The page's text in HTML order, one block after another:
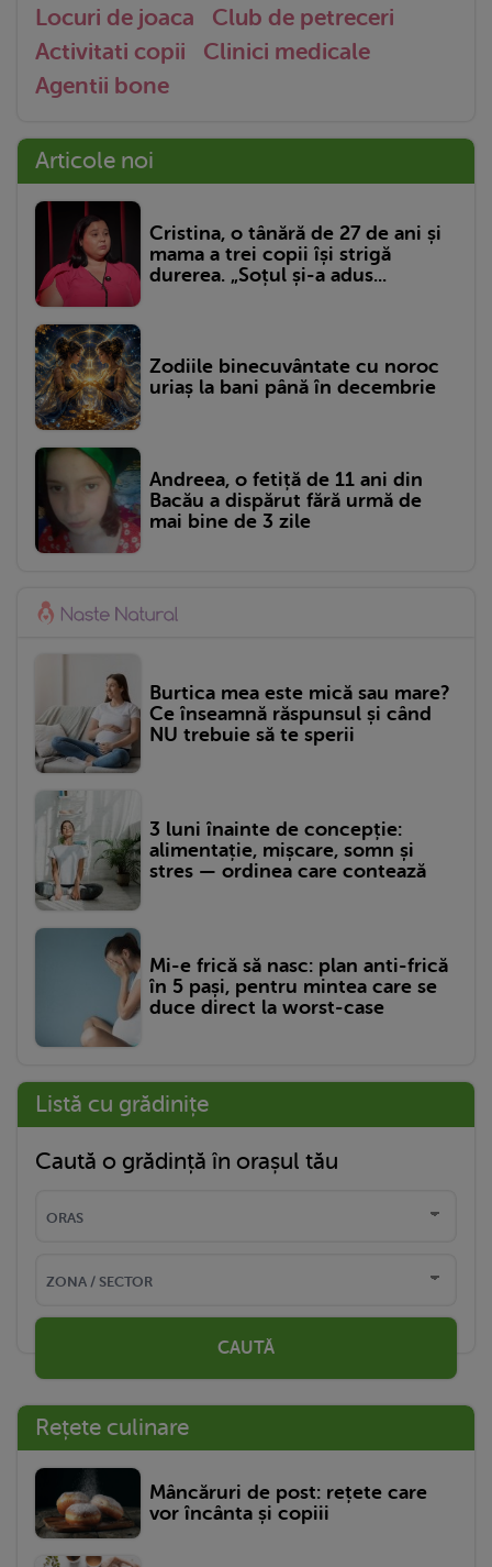
Locuri de joaca
Club de petreceri
Activitati copii
Clinici medicale
Agentii bone
Articole noi
Cristina, o tânără de 27 de ani și
mama a trei copii își strigă
durerea. „Soțul și-a adus...
Zodiile binecuvântate cu noroc
uriaș la bani până în decembrie
Andreea, o fetiță de 11 ani din
Bacău a dispărut fără urmă de
mai bine de 3 zile
Burtica mea este mică sau mare?
Ce înseamnă răspunsul și când
NU trebuie să te sperii
3 luni înainte de concepție:
alimentație, mișcare, somn și
stres — ordinea care contează
Mi-e frică să nasc: plan anti-frică
în 5 pași, pentru mintea care se
duce direct la worst-case
Listă cu grădinițe
Caută o grădință în orașul tău
CAUTĂ
Rețete culinare
Mâncăruri de post: rețete care
vor încânta și copiii